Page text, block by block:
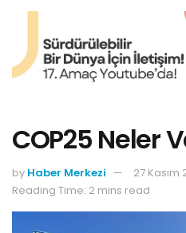
COP25 Neler
by Haber Merkezi
27 Kasım
Reading Time: 2 mins read